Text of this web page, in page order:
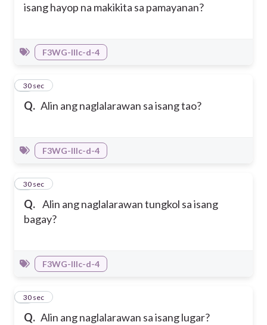
isang hayop na makikita sa pamayanan?
F3WG-IIIc-d-4
Q. Alin ang naglalarawan sa isang tao?
2
30 sec
F3WG-IIIc-d-4
Q. Alin ang naglalarawan tungkol sa isang
bagay?
3
30 sec
F3WG-IIIc-d-4
Q. Alin ang naglalarawan sa isang lugar?
4
30 sec